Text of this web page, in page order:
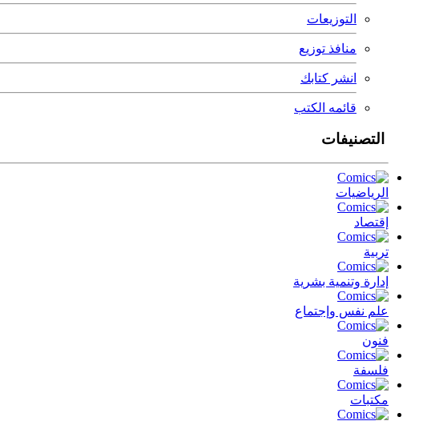
التوزيعات
منافذ توزيع
انشر كتابك
قائمه الكتب
التصنيفات
الرياضيات
إقتصاد
تربية
إدارة وتنمية بشرية
علم نفس وإجتماع
فنون
فلسفة
مكتبات